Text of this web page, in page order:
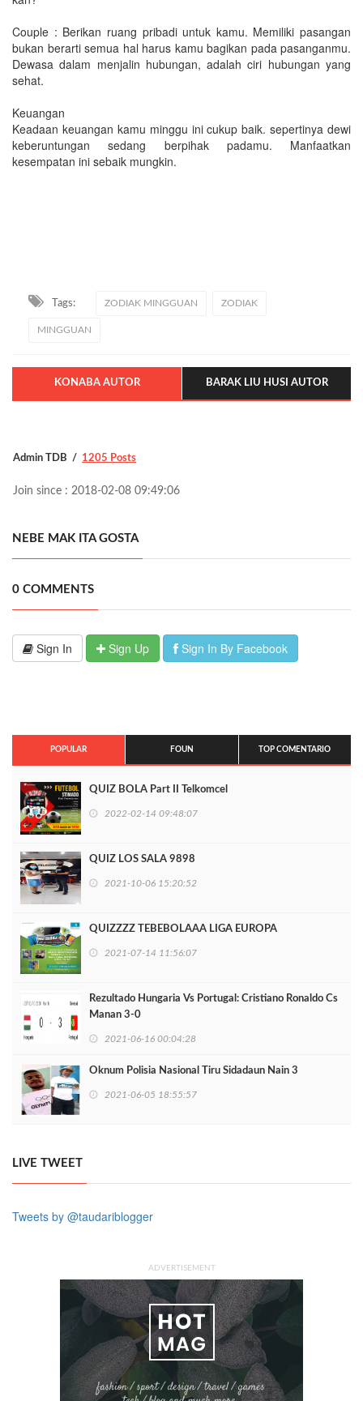
Couple : Berikan ruang pribadi untuk kamu. Memiliki pasangan
bukan berarti semua hal harus kamu bagikan pada pasanganmu.
Dewasa dalam menjalin hubungan, adalah ciri hubungan yang
sehat.
Keuangan
Keadaan keuangan kamu minggu ini cukup baik. sepertinya dewi
keberuntungan sedang berpihak padamu. Manfaatkan
kesempatan ini sebaik mungkin.
Tags: ZODIAK MINGGUAN ZODIAK
MINGGUAN
KONABA AUTOR BARAK LIU HUSI AUTOR
Admin TDB 1205 Posts
Join since : 2018-02-08 09:49:06
NEBE MAK ITA GOSTA
0 COMMENTS
Sign In Sign Up Sign In By Facebook
POPULAR FOUN TOP COMENTARIO
QUIZ BOLA Part II Telkomcel
2022-02-14 09:48:07
QUIZ LOS SALA 9898
2021-10-06 15:20:52
QUIZZZZ TEBEBOLAAA LIGA EUROPA
2021-07-14 11:56:07
Rezultado Hungaria Vs Portugal: Cristiano Ronaldo Cs
Manan 3-0
2021-06-16 00:04:28
Oknum Polisia Nasional Tiru Sidadaun Nain 3
2021-06-05 18:55:57
LIVE TWEET
Tweets by @taudariblogger
ADVERTISEMENT